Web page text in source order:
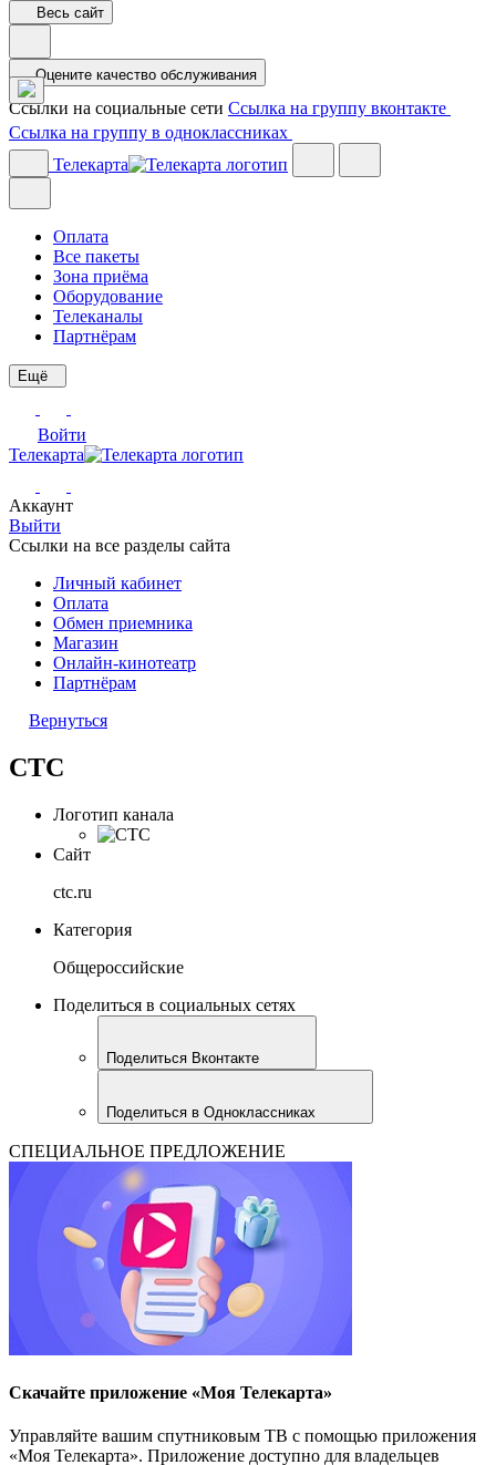
Весь сайт
Оцените качество обслуживания
Ссылки на социальные сети Ссылка на группу вконтакте
Ссылка на группу в одноклассниках
Телекарта
Оплата
Все пакеты
Зона приёма
Оборудование
Телеканалы
Партнёрам
Ещё
Войти
Телекарта
Аккаунт
Выйти
Ссылки на все разделы сайта
Личный кабинет
Оплата
Обмен приемника
Магазин
Онлайн-кинотеатр
Партнёрам
Вернуться
СТС
Логотип канала
Сайт
ctc.ru
Категория
Общероссийские
Поделиться в социальных сетях
Поделиться Вконтакте
Поделиться в Одноклассниках
СПЕЦИАЛЬНОЕ ПРЕДЛОЖЕНИЕ
Скачайте приложение «Моя Телекарта»
Управляйте вашим спутниковым ТВ с помощью приложения
«Моя Телекарта». Приложение доступно для владельцев